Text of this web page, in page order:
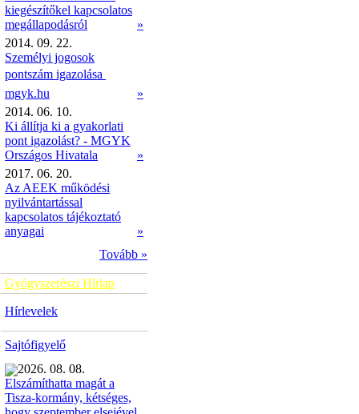
kiegészítőkel kapcsolatos
megállapodásról
»
2014. 09. 22.
Személyi jogosok
pontszám igazolása 
mgyk.hu
»
2014. 06. 10.
Ki állítja ki a gyakorlati
pont igazolást? - MGYK
Országos Hivatala
»
2017. 06. 20.
Az AEEK működési
nyilvántartással
kapcsolatos tájékoztató
anyagai
»
Tovább »
Gyógyszerészi Hírlap
Hírlevelek
Sajtófigyelő
2026. 08. 08.
Elszámíthatta magát a
Tisza-kormány, kétséges,